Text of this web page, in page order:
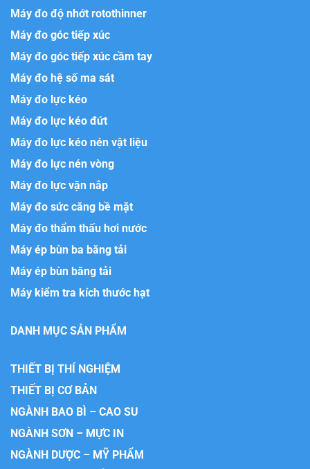
Máy đo độ nhớt rotothinner
Máy đo góc tiếp xúc
Máy đo góc tiếp xúc cầm tay
Máy đo hệ số ma sát
Máy đo lực kéo
Máy đo lực kéo đứt
Máy đo lực kéo nén vật liệu
Máy đo lực nén vòng
Máy đo lực vặn nắp
Máy đo sức căng bề mặt
Máy đo thẩm thấu hơi nước
Máy ép bùn ba băng tải
Máy ép bùn băng tải
Máy kiểm tra kích thước hạt
DANH MỤC SẢN PHẨM
THIẾT BỊ THÍ NGHIỆM
THIẾT BỊ CƠ BẢN
NGÀNH BAO BÌ – CAO SU
NGÀNH SƠN – MỰC IN
NGÀNH DƯỢC – MỸ PHẨM